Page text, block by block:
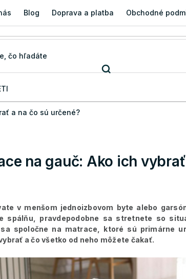
Blog Doprava a platba Obchodné
a na čo sú určené?
na gauč: Ako ich
v menšom jednoizbovom byte alebo
spálňu, pravdepodobne sa stretnete so
sa spoločne na matrace, ktoré sú primárne
a čo všetko od neho môžete čakať.